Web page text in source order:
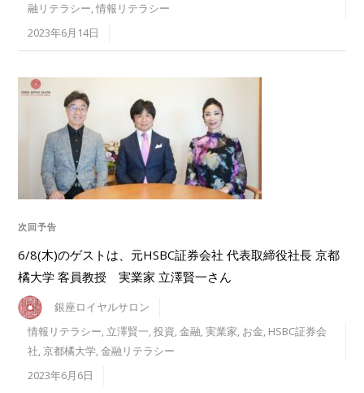
融リテラシー,情報リテラシー
2023年6月14日
次回予告
6/8(木)のゲストは、元HSBC証券会社 代表取締役社長 京都
橘大学 客員教授 実業家 立澤賢一さん
銀座ロイヤルサロン
情報リテラシー,立澤賢一,投資,金融,実業家, お金, HSBC証券会
社,京都橘大学,金融リテラシー
2023年6月6日